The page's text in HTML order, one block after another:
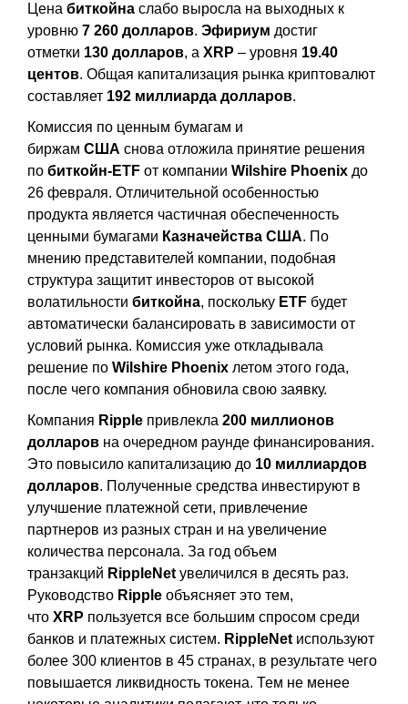
Цена биткойна слабо выросла на выходных к
уровню 7 260 долларов. Эфириум достиг
отметки 130 долларов, а XRP – уровня 19.40
центов. Общая капитализация рынка криптовалют
составляет 192 миллиарда долларов.
Комиссия по ценным бумагам и
биржам США снова отложила принятие решения
по биткойн-ETF от компании Wilshire Phoenix до
26 февраля. Отличительной особенностью
продукта является частичная обеспеченность
ценными бумагами Казначейства США. По
мнению представителей компании, подобная
структура защитит инвесторов от высокой
волатильности биткойна, поскольку ETF будет
автоматически балансировать в зависимости от
условий рынка. Комиссия уже откладывала
решение по Wilshire Phoenix летом этого года,
после чего компания обновила свою заявку.
Компания Ripple привлекла 200 миллионов
долларов на очередном раунде финансирования.
Это повысило капитализацию до 10 миллиардов
долларов. Полученные средства инвестируют в
улучшение платежной сети, привлечение
партнеров из разных стран и на увеличение
количества персонала. За год объем
транзакций RippleNet увеличился в десять раз.
Руководство Ripple объясняет это тем,
что XRP пользуется все большим спросом среди
банков и платежных систем. RippleNet используют
более 300 клиентов в 45 странах, в результате чего
повышается ликвидность токена. Тем не менее